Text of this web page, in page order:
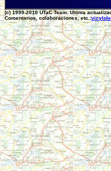
(c) 1999-2010 UTaC Team. Ultima
Comentarios, colaboraciones, etc.: